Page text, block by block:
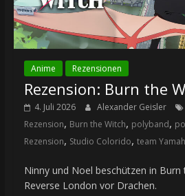
Anime Rezensionen
Rezension: Burn the
4. Juli 2026 Alexander Geisler
Rezension, Burn the Witch, polyband,
Rezension, Studio Colorido, team
Ninny und Noel beschützen in
Reverse London vor Drachen.